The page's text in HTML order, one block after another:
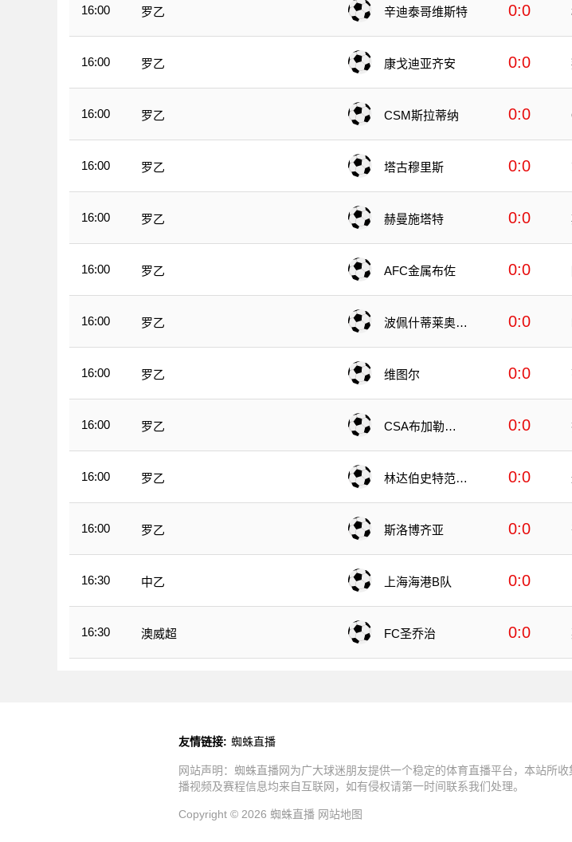
16:00 罗乙 辛迪泰哥维斯特 0:0
16:00 罗乙 康戈迪亚齐安 0:0
16:00 罗乙 CSM斯拉蒂纳 0:0
16:00 罗乙 塔古穆里斯 0:0
16:00 罗乙 赫曼施塔特 0:0
16:00 罗乙 AFC金属布佐 0:0
16:00 罗乙
波佩什蒂莱奥代
0:0
16:00 罗乙 维图尔 0:0
16:00 罗乙
CSA布加勒斯
0:0
16:00 罗乙
林达伯史特范斯
0:0
16:00 罗乙 斯洛博齐亚 0:0
16:30 中乙 上海海港B队 0:0
16:30 澳威超 FC圣乔治 0:0
友情链接: 蜘蛛直播
网站声明：蜘蛛直播网为广大球迷朋友提供一个稳定的体育直播平台，本站所
播视频及赛程信息均来自互联网，如有侵权请第一时间联系我们处理。
Copyright © 2026 蜘蛛直播 网站地图